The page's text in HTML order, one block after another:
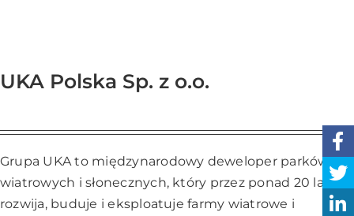
UKA Polska Sp. z o.o.
Grupa UKA to międzynarodowy deweloper parków
wiatrowych i słonecznych, który przez ponad 20 lat
rozwija, buduje i eksploatuje farmy wiatrowe i